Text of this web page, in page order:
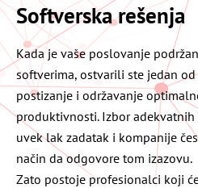
Softverska rešenja
Kada je vaše poslovanje
softverima, ostvarili ste jedan
postizanje i održavanje
produktivnosti. Izbor
uvek lak zadatak i kompanije
način da odgovore tom izazovu.
Zato postoje profesionalci koji